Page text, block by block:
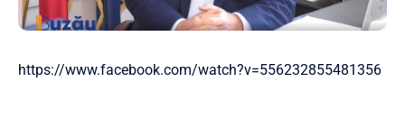
https://www.facebook.com/watch?v=556232855481356